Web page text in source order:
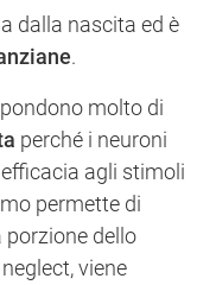
dalla nascita ed è
.
molto di
perché i neuroni
agli stimoli
permette di
porzione dello
viene